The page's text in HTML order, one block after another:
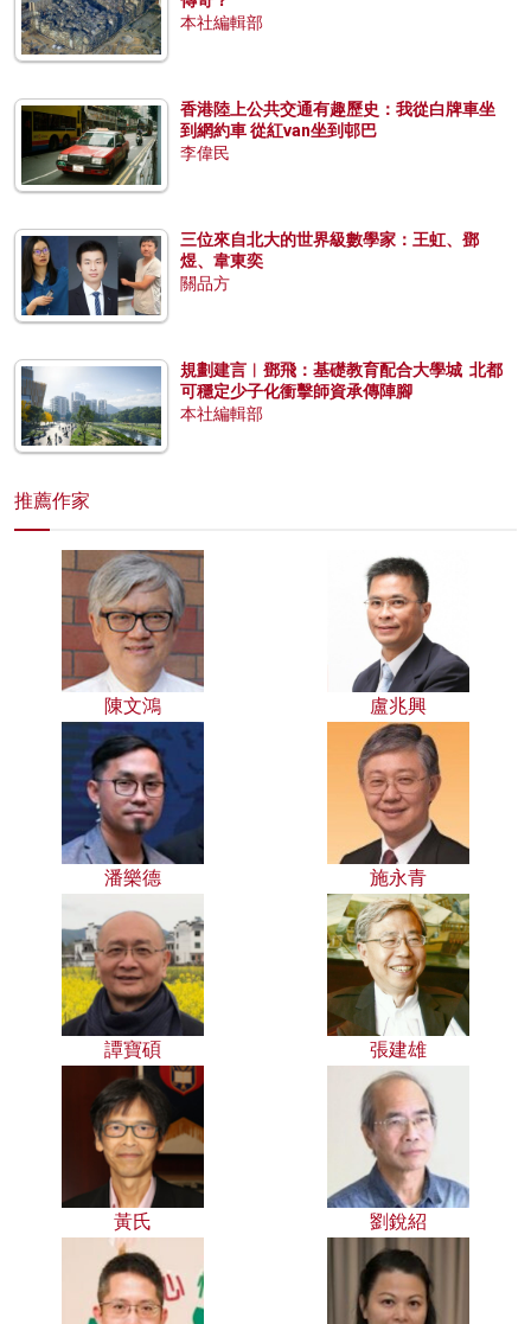
本社編輯部
香港陸上公共交通有趣歷史：我從白牌車坐
到網約車 從紅van坐到邨巴
李偉民
三位來自北大的世界級數學家：王虹、鄧
煜、韋東奕
關品方
規劃建言︱鄧飛：基礎教育配合大學城 北都
可穩定少子化衝擊師資承傳陣腳
本社編輯部
推薦作家
陳文鴻 盧兆興
潘樂德 施永青
譚寶碩 張建雄
黃氏 劉銳紹